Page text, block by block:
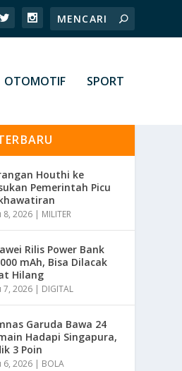
OTOMOTIF SPORT
Houthi ke
Pemerintah Picu
8, 2026 | MILITER
Rilis Power Bank
mAh, Bisa Dilacak
Hilang
7, 2026 | DIGITAL
Garuda Bawa 24
Hadapi Singapura,
3 Poin
6, 2026 | BOLA